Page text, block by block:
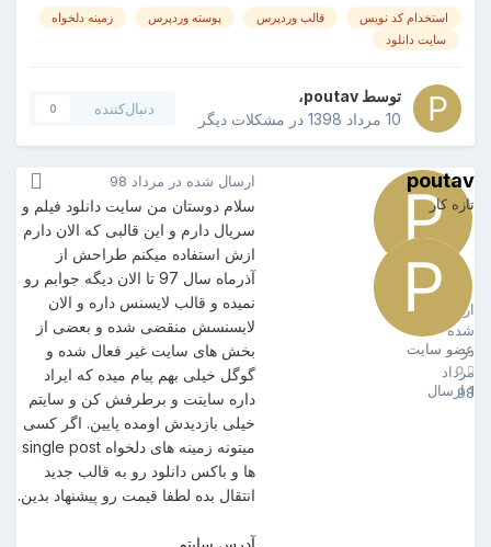
استخدام کد نویس قالب وردپرس پوسته وردپرس
زمینه دلخواه
سایت دانلود
توسط poutav،
10 مرداد 1398
در مشکلات دیگر
دنبال‌کننده 0
poutav
ارسال
شده
در
مرداد
98
poutav
تازه کار
عضو سایت
0
1 ارسال
ارسال شده در مرداد 98
سلام دوستان من سایت دانلود فیلم و
سریال دارم و این قالبی که الان دارم
ازش استفاده میکنم طراحش از
آذرماه سال 97 تا الان دیگه جوابم رو
نمیده و قالب لایسنس داره و الان
لایسنسش منقضی شده و بعضی از
بخش های سایت غیر فعال شده و
گوگل خیلی بهم پیام میده که ایراد
داره سایتت و برطرفش کن و سایتم
خیلی بازدیدش اومده پایین. اگر کسی
میتونه زمینه های دلخواه single post
ها و باکس دانلود رو به قالب جدید
انتقال بده لطفا قیمت رو پیشنهاد بدین.